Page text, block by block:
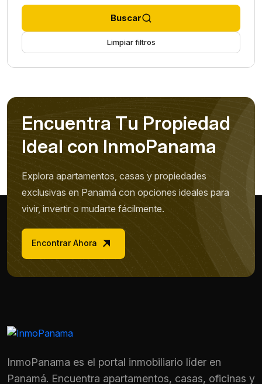
Buscar
Limpiar filtros
Encuentra Tu Propiedad
Ideal con InmoPanama
Explora apartamentos, casas y propiedades
exclusivas en Panamá con opciones ideales para
vivir, invertir o mudarte fácilmente.
Encontrar Ahora
InmoPanama es el portal inmobiliario líder en
Panamá. Encuentra apartamentos, casas, oficinas y